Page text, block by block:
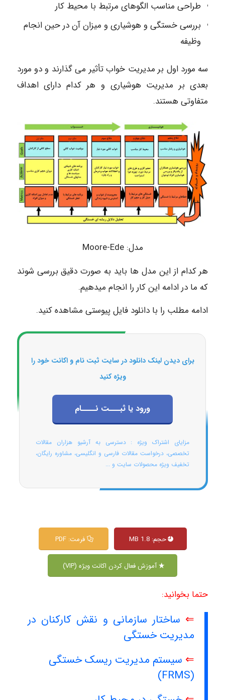
طراحی مناسب الگوهای مرتبط با محیط کار
بررسی خستگی و هوشیاری و میزان آن در حین انجام
وظیفه
سه مورد اول بر مدیریت خواب تأثیر می گذارند و دو مورد
بعدی بر مدیریت هوشیاری و هر کدام دارای اهداف
متفاوتی هستند.
مدل: Moore-Ede
هر کدام از این مدل ها باید به صورت دقیق بررسی شوند
که ما در ادامه این کار را انجام میدهیم.
ادامه مطلب را با دانلود فایل پیوستی مشاهده کنید.
برای دیدن لینک دانلود در سایت ثبت نام و اکانت خود را
ویژه کنید
ورود یا ثبـــت نــــام
مزایای اشتراک ویژه : دسترسی به آرشیو هزاران مقالات
تخصصی، درخواست مقالات فارسی و انگلیسی، مشاوره رایگان،
تخفیف ویژه محصولات سایت و ...
حجم: 1.8 MB فرمت: PDF
آموزش فعال کردن اکانت ویژه (VIP)
حتما بخوانید:
⇐ ساختار سازمانی و نقش کارکنان در
مدیریت خستگی
⇐ سیستم مدیریت ریسک خستگی
(FRMS)